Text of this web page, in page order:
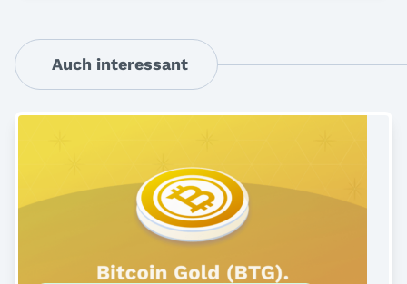
Auch interessant